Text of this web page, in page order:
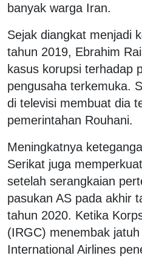
banyak warga Iran.
Sejak diangkat menjadi
tahun 2019, Ebrahim
kasus korupsi terhadap
pengusaha terkemuka.
di televisi membuat dia
pemerintahan Rouhani.
Meningkatnya
Serikat juga
setelah serangkaian
pasukan AS pada akhir
tahun 2020. Ketika
(IRGC) menembak
International Airlines